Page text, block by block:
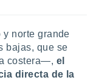
y norte grande
bajas, que se
costera—, el
directa de la